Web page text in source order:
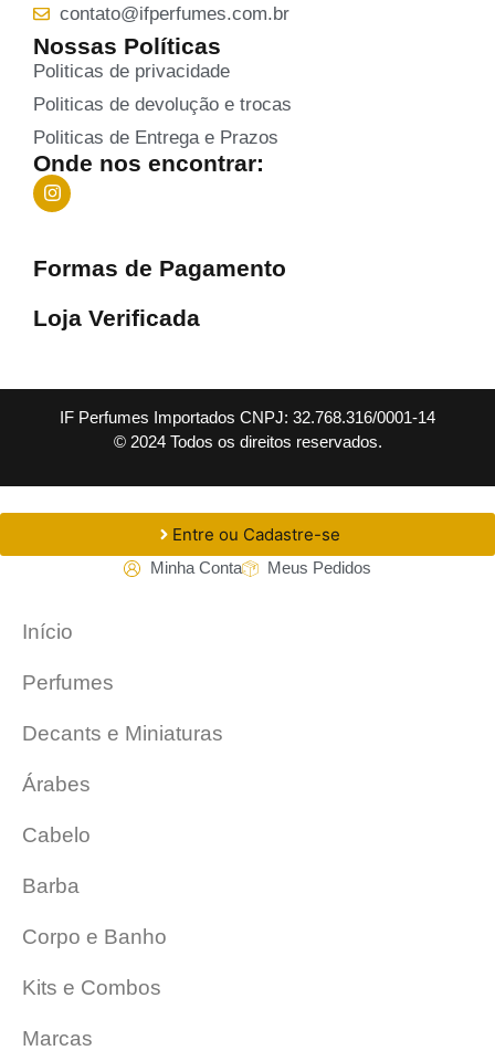
contato@ifperfumes.com.br
Nossas Políticas
Politicas de privacidade
Politicas de devolução e trocas
Politicas de Entrega e Prazos
Onde nos encontrar:
Formas de Pagamento
Loja Verificada
IF Perfumes Importados CNPJ: 32.768.316/0001-14
© 2024 Todos os direitos reservados.
Entre ou Cadastre-se
Minha Conta Meus Pedidos
Início
Perfumes
Decants e Miniaturas
Árabes
Cabelo
Barba
Corpo e Banho
Kits e Combos
Marcas